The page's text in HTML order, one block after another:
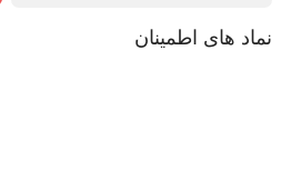
نماد های اطمینان